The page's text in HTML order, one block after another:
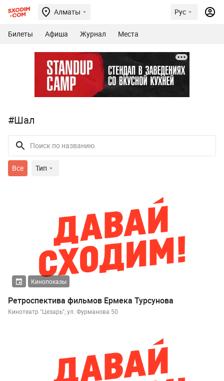
Алматы Рус
Билеты Афиша Журнал Места
#Шал
Все Тип
Кинопоказы
Ретроспектива фильмов Ермека Турсунова
Кинотеатр "Цезарь", ул. Фурманова 50